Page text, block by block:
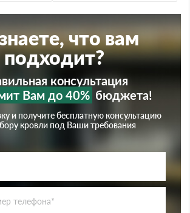
что вам
подходит?
консультация
Вам до 40% бюджета!
и получите бесплатную консультацию
кровли под Ваши требования